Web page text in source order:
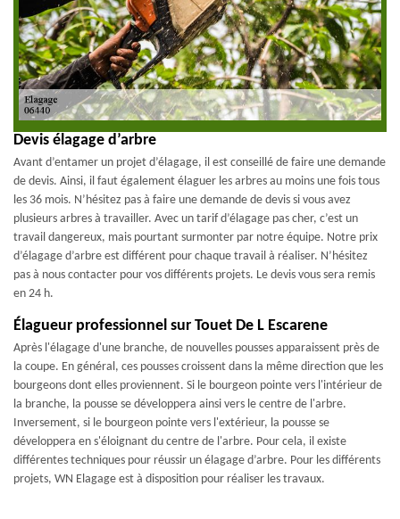
Devis élagage d’arbre
Avant d’entamer un projet d’élagage, il est conseillé de faire une demande
de devis. Ainsi, il faut également élaguer les arbres au moins une fois tous
les 36 mois. N’hésitez pas à faire une demande de devis si vous avez
plusieurs arbres à travailler. Avec un tarif d’élagage pas cher, c’est un
travail dangereux, mais pourtant surmonter par notre équipe. Notre prix
d’élagage d’arbre est différent pour chaque travail à réaliser. N’hésitez
pas à nous contacter pour vos différents projets. Le devis vous sera remis
en 24 h.
Élagueur professionnel sur Touet De L Escarene
Après l'élagage d'une branche, de nouvelles pousses apparaissent près de
la coupe. En général, ces pousses croissent dans la même direction que les
bourgeons dont elles proviennent. Si le bourgeon pointe vers l'intérieur de
la branche, la pousse se développera ainsi vers le centre de l'arbre.
Inversement, si le bourgeon pointe vers l'extérieur, la pousse se
développera en s'éloignant du centre de l'arbre. Pour cela, il existe
différentes techniques pour réussir un élagage d’arbre. Pour les différents
projets, WN Elagage est à disposition pour réaliser les travaux.